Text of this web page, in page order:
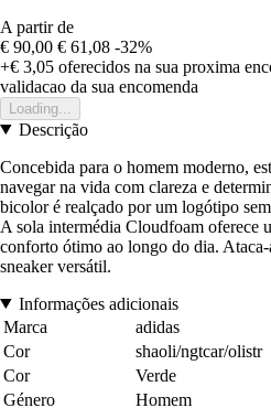
A partir de
€ 90,00 € 61,08 -32%
+€ 3,05 oferecidos na sua proxima
validacao da sua encomenda
Loading...
Descrição
Concebida para o homem moderno,
navegar na vida com clareza e
bicolor é realçado por um logótipo
A sola intermédia Cloudfoam oferece
conforto ótimo ao longo do dia. Ataca-
sneaker versátil.
Informações adicionais
Marca
adidas
Cor
shaoli/ngtcar/olistr
Cor
Verde
Género
Homem